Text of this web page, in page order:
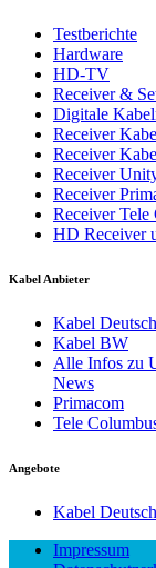
Testberichte
Hardware
HD-TV
Receiver &
Digitale
Receiver
Receiver
Receiver
Receiver
Receiver Tele
HD Receiver
Kabel Anbieter
Kabel
Kabel BW
Alle Infos zu
News
Primacom
Tele
Angebote
Kabel
Impressum